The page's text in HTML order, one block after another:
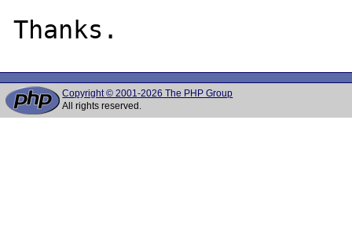
Copyright © 2001-2026 The PHP Group
All rights reserved.